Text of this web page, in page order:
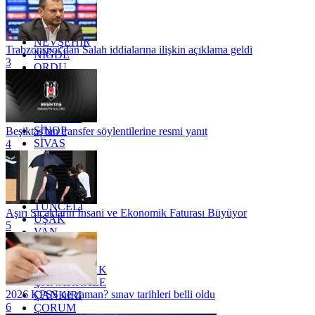
MERSİN
MUĞLA
MUŞ
NEVŞEHİR
NİĞDE
ORDU
OSMANİYE
RİZE
SAKARYA
SİNOP
SİVAS
SİİRT
TEKİRDAĞ
TOKAT
TRABZON
TUNCELİ
UŞAK
VAN
YALOVA
YOZGAT
ZONGULDAK
ÇANAKKALE
ÇANKIRI
ÇORUM
Trabzonspor'dan Salah iddialarına ilişkin açıklama geldi
3
Beşiktaş'tan transfer söylentilerine resmi yanıt
4
Aşırı Sıcakların İnsani ve Ekonomik Faturası Büyüyor
5
2026 KPSS ne zaman? sınav tarihleri belli oldu
6